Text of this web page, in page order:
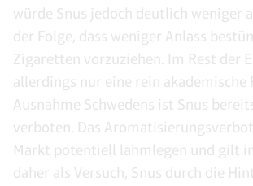
würde Snus jedoch deutlich weniger
der Folge, dass weniger Anlass
Zigaretten vorzuziehen. Im Rest der
allerdings nur eine rein akademische
Ausnahme Schwedens ist Snus
verboten. Das Aromatisierungsverbot
Markt potentiell lahmlegen und gilt
daher als Versuch, Snus durch die